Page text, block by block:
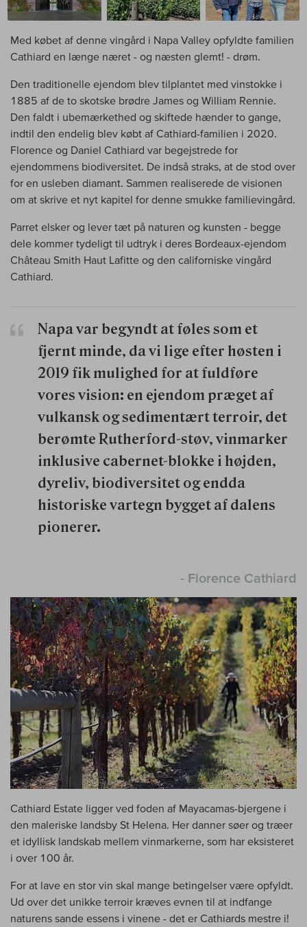
Med købet af denne vingård i Napa Valley opfyldte familien
Cathiard en længe næret - og næsten glemt! - drøm.
Den traditionelle ejendom blev tilplantet med vinstokke i
1885 af de to skotske brødre James og William Rennie.
Den faldt i ubemærkethed og skiftede hænder to gange,
indtil den endelig blev købt af Cathiard-familien i 2020.
Florence og Daniel Cathiard var begejstrede for
ejendommens biodiversitet. De indså straks, at de stod over
for en usleben diamant. Sammen realiserede de visionen
om at skrive et nyt kapitel for denne smukke familievingård.
Parret elsker og lever tæt på naturen og kunsten - begge
dele kommer tydeligt til udtryk i deres Bordeaux-ejendom
Château Smith Haut Lafitte og den californiske vingård
Cathiard.
Napa var begyndt at føles som et
fjernt minde, da vi lige efter høsten i
2019 fik mulighed for at fuldføre
vores vision: en ejendom præget af
vulkansk og sedimentært terroir, det
berømte Rutherford-støv, vinmarker
inklusive cabernet-blokke i højden,
dyreliv, biodiversitet og endda
historiske vartegn bygget af dalens
pionerer.
- Florence Cathiard
Cathiard Estate ligger ved foden af Mayacamas-bjergene i
den maleriske landsby St Helena. Her danner søer og træer
et idyllisk landskab mellem vinmarkerne, som har eksisteret
i over 100 år.
For at lave en stor vin skal mange betingelser være opfyldt.
Ud over det unikke terroir kræves evnen til at indfange
naturens sande essens i vinene - det er Cathiards mestre i!